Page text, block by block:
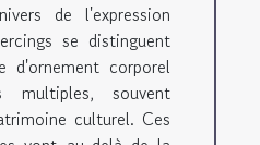
de l'expression
se distinguent
d'ornement corporel
multiples, souvent
culturel. Ces